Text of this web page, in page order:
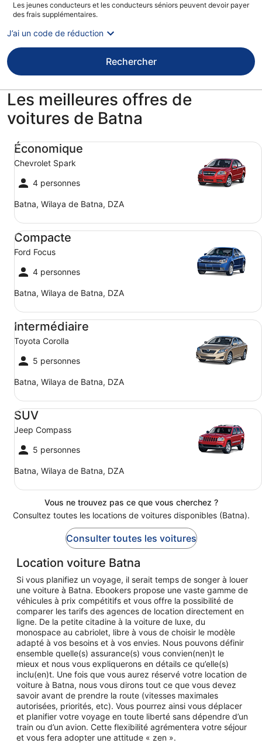
Les jeunes conducteurs et les conducteurs séniors peuvent devoir payer
des frais supplémentaires.
J’ai un code de réduction
Rechercher
Les meilleures offres de
voitures de Batna
Économique
Chevrolet Spark
4 personnes
Batna, Wilaya de Batna, DZA
Économique Chevrolet Spark
Compacte
Ford Focus
4 personnes
Batna, Wilaya de Batna, DZA
Compacte Ford Focus
Intermédiaire
Toyota Corolla
5 personnes
Batna, Wilaya de Batna, DZA
Intermédiaire Toyota Corolla
SUV
Jeep Compass
5 personnes
Batna, Wilaya de Batna, DZA
SUV Jeep Compass
Vous ne trouvez pas ce que vous cherchez ?
Consultez toutes les locations de voitures disponibles (Batna).
Consulter toutes les voitures
Location voiture Batna
Si vous planifiez un voyage, il serait temps de songer à louer
une voiture à Batna. Ebookers propose une vaste gamme de
véhicules à prix compétitifs et vous offre la possibilité de
comparer les tarifs des agences de location directement en
ligne. De la petite citadine à la voiture de luxe, du
monospace au cabriolet, libre à vous de choisir le modèle
adapté à vos besoins et à vos envies. Nous pouvons définir
ensemble quelle(s) assurance(s) vous convien(nen)t le
mieux et nous vous expliquerons en détails ce qu’elle(s)
inclu(en)t. Une fois que vous aurez réservé votre location de
voiture à Batna, nous vous dirons tout ce que vous devez
savoir avant de prendre la route (vitesses maximales
autorisées, priorités, etc). Vous pourrez ainsi vous déplacer
et planifier votre voyage en toute liberté sans dépendre d’un
train ou d’un avion. Cette flexibilité agrémentera votre séjour
et vous fera adopter une attitude « zen ».